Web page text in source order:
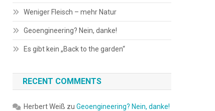
Weniger Fleisch – mehr Natur
Geoengineering? Nein, danke!
Es gibt kein „Back to the garden“
RECENT COMMENTS
Herbert Weiß zuGeoengineering? Nein, danke!